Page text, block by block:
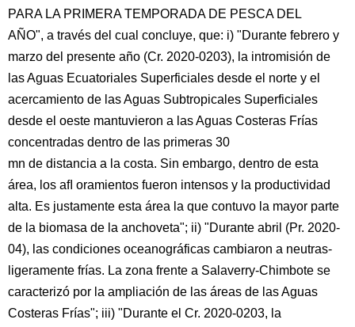
PARA LA PRIMERA TEMPORADA DE PESCA DEL
AÑO", a través del cual concluye, que: i) "Durante febrero y
marzo del presente año (Cr. 2020-0203), la intromisión de
las Aguas Ecuatoriales Superficiales desde el norte y el
acercamiento de las Aguas Subtropicales Superficiales
desde el oeste mantuvieron a las Aguas Costeras Frías
concentradas dentro de las primeras 30
mn de distancia a la costa. Sin embargo, dentro de esta
área, los aﬂ oramientos fueron intensos y la productividad
alta. Es justamente esta área la que contuvo la mayor parte
de la biomasa de la anchoveta"; ii) "Durante abril (Pr. 2020-
04), las condiciones oceanográficas cambiaron a neutras-
ligeramente frías. La zona frente a Salaverry-Chimbote se
caracterizó por la ampliación de las áreas de las Aguas
Costeras Frías"; iii) "Durante el Cr. 2020-0203, la